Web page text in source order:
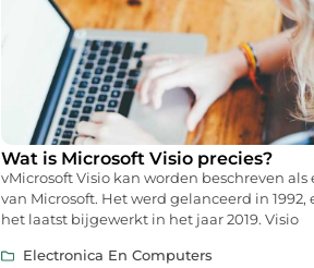
Wat is Microsoft Visio precies?
vMicrosoft Visio kan worden beschreven als
van Microsoft. Het werd gelanceerd in 1992,
het laatst bijgewerkt in het jaar 2019. Visio
Electronica En Computers